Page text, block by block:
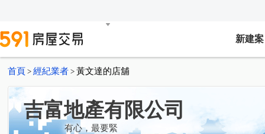
新建案
首頁 > 經紀業者 > 黃文達的店舖
吉富地產有限公司
有心，最要緊